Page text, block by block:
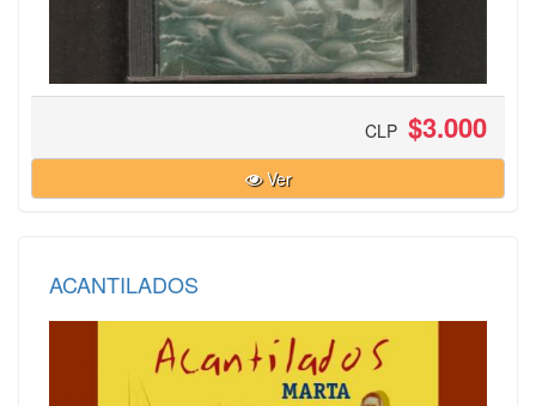
CLP $3.000
Ver
ACANTILADOS